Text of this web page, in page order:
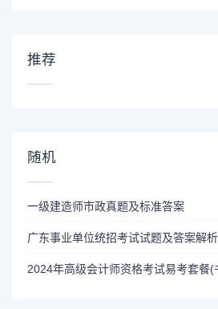
推荐
随机
一级建造师市政真题及标准答案
广东事业单位统招考试试题及答案解析
2024年高级会计师资格考试易考套餐(